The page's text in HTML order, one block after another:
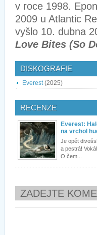
v roce 1998.
2009 u Atlantic
vyšlo 10. dubna
Love Bites (So
DISKOGRAFIE
Everest(2025)
RECENZE
Everest:
na vrchol
Je opět
a pestrá!
O čem...
ZADEJTE